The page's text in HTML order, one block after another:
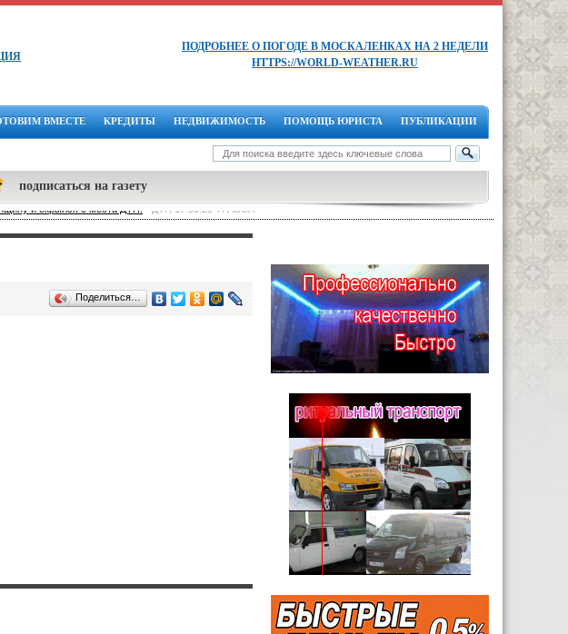
ПОДРОБНЕЕ О ПОГОДЕ В МОСКАЛЕНКАХ НА 2 НЕДЕЛИ
HTTPS://WORLD-WEATHER.RU
ВМЕСТЕ КРЕДИТЫ НЕДВИЖИМОСТЬ ПОМОЩЬ ЮРИСТА ПУБЛИКАЦИИ
подписаться на газету
и скрылся с места ДТП. ДТП 17.03.25 ТРАССА
Поделиться…